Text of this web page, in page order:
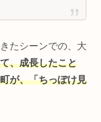
たシーンでの、大
、成長したこと
が、「ちっぽけ見